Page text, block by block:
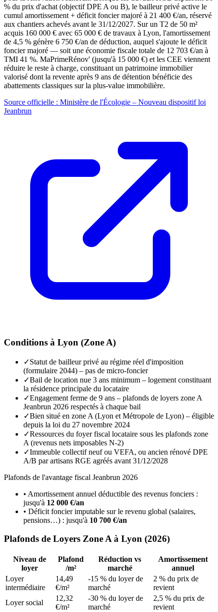
% du prix d'achat (objectif DPE A ou B), le bailleur privé active le
cumul amortissement + déficit foncier majoré à 21 400 €/an, réservé
aux chantiers achevés avant le 31/12/2027. Sur un T2 de 50 m²
acquis 160 000 € avec 65 000 € de travaux à Lyon, l'amortissement
de 4,5 % génère 6 750 €/an de déduction, auquel s'ajoute le déficit
foncier majoré — soit une économie fiscale totale de 12 703 €/an à
TMI 41 %. MaPrimeRénov' (jusqu'à 15 000 €) et les CEE viennent
réduire le reste à charge, constituant un patrimoine immobilier
valorisé dont la revente après 9 ans de détention bénéficie des
abattements classiques sur la plus-value immobilière.
Source officielle : Ministère de l'Écologie – Nouveau dispositif loi
Jeanbrun
Conditions à Lyon (Zone A)
✓Statut de bailleur privé au régime réel d'imposition
(formulaire 2044) – pas de micro-foncier
✓Bail de location nue 3 ans minimum – logement constituant
la résidence principale du locataire
✓Engagement ferme de 9 ans – plafonds de loyers zone A
Jeanbrun 2026 respectés à chaque bail
✓Bien situé en zone A (Lyon et Métropole de Lyon) – éligible
depuis la loi du 27 novembre 2024
✓Ressources du foyer fiscal locataire sous les plafonds zone
A (revenus nets imposables N-2)
✓Immeuble collectif neuf ou VEFA, ou ancien rénové DPE
A/B par artisans RGE agréés avant 31/12/2028
Plafonds de l'avantage fiscal Jeanbrun 2026
• Amortissement annuel déductible des revenus fonciers :
jusqu'à 12 000 €/an
• Déficit foncier imputable sur le revenu global (salaires,
pensions…) : jusqu'à 10 700 €/an
Plafonds de Loyers Zone Aà Lyon (2026)
Niveau de
loyer
Plafond
/m²
Réduction vs
marché
Amortissement
annuel
Loyer
intermédiaire
14,49
€/m²
-15 % du loyer de
marché
2 % du prix de
revient
Loyer social
12,32
€/m²
-30 % du loyer de
marché
2,5 % du prix de
revient